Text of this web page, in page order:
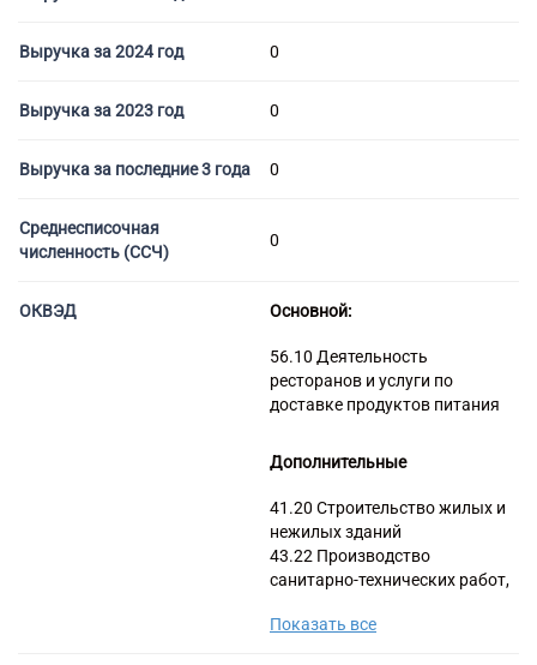
Страховые компании
Выручка за 2024 год 0
Выручка за 2023 год 0
Выручка за последние 3 года 0
Среднесписочная
численность (ССЧ)
0
ОКВЭД Основной:
56.10 Деятельность
ресторанов и услуги по
доставке продуктов питания
Дополнительные
41.20 Строительство жилых и
нежилых зданий
43.22 Производство
санитарно-технических работ,
и систем кондиционирования
Показать все